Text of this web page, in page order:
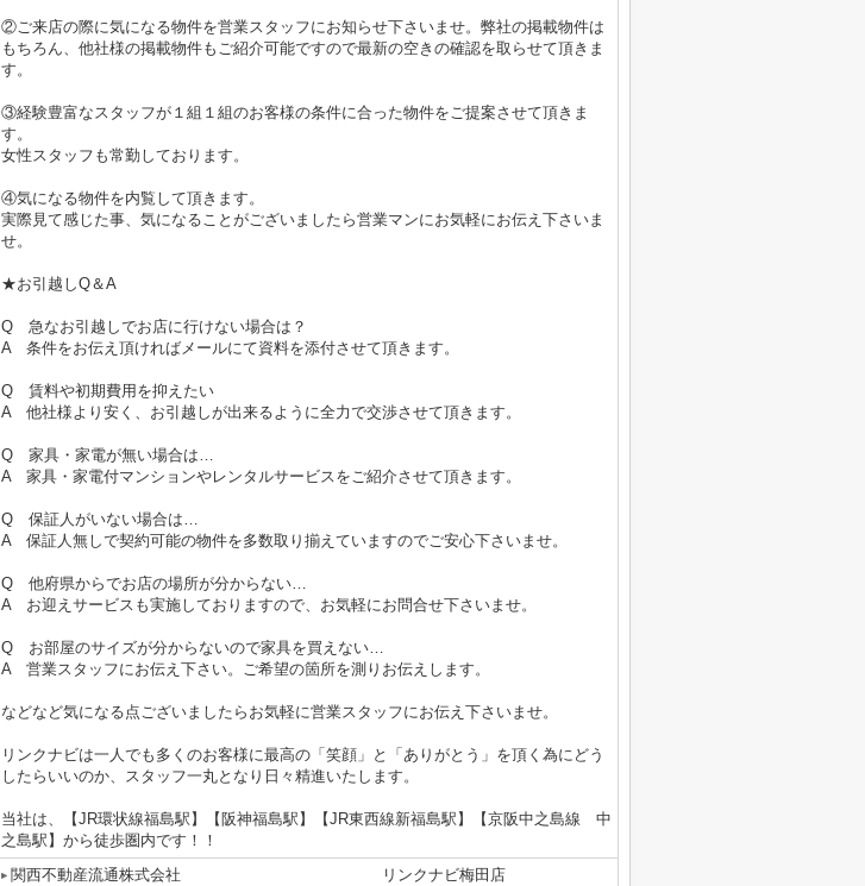
②ご来店の際に気になる物件を営業スタッフにお知らせ下さいませ。弊社の掲載物件は
もちろん、他社様の掲載物件もご紹介可能ですので最新の空きの確認を取らせて頂きま
す。
③経験豊富なスタッフが１組１組のお客様の条件に合った物件をご提案させて頂きま
す。
女性スタッフも常勤しております。
④気になる物件を内覧して頂きます。
実際見て感じた事、気になることがございましたら営業マンにお気軽にお伝え下さいま
せ。
★お引越しQ＆A
Q 急なお引越しでお店に行けない場合は？
A 条件をお伝え頂ければメールにて資料を添付させて頂きます。
Q 賃料や初期費用を抑えたい
A 他社様より安く、お引越しが出来るように全力で交渉させて頂きます。
Q 家具・家電が無い場合は…
A 家具・家電付マンションやレンタルサービスをご紹介させて頂きます。
Q 保証人がいない場合は…
A 保証人無しで契約可能の物件を多数取り揃えていますのでご安心下さいませ。
Q 他府県からでお店の場所が分からない…
A お迎えサービスも実施しておりますので、お気軽にお問合せ下さいませ。
Q お部屋のサイズが分からないので家具を買えない…
A 営業スタッフにお伝え下さい。ご希望の箇所を測りお伝えします。
などなど気になる点ございましたらお気軽に営業スタッフにお伝え下さいませ。
リンクナビは一人でも多くのお客様に最高の「笑顔」と「ありがとう」を頂く為にどう
したらいいのか、スタッフ一丸となり日々精進いたします。
当社は、【JR環状線福島駅】【阪神福島駅】【JR東西線新福島駅】【京阪中之島線 中
之島駅】から徒歩圏内です！！
関西不動産流通株式会社 リンクナビ梅田店